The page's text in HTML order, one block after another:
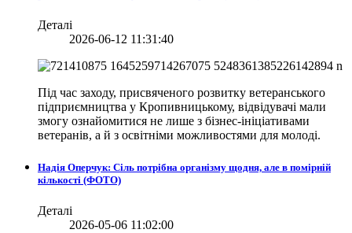
Деталі
2026-06-12 11:31:40
Під час заходу, присвяченого розвитку ветеранського
підприємництва у Кропивницькому, відвідувачі мали
змогу ознайомитися не лише з бізнес-ініціативами
ветеранів, а й з освітніми можливостями для молоді.
Надія Оперчук: Сіль потрібна організму щодня, але в помірній
кількості (ФОТО)
Деталі
2026-05-06 11:02:00